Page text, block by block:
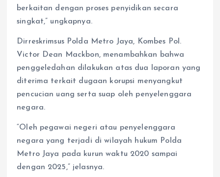
berkaitan dengan proses penyidikan secara
singkat,” ungkapnya.
Dirreskrimsus Polda Metro Jaya, Kombes Pol.
Victor Dean Mackbon, menambahkan bahwa
penggeledahan dilakukan atas dua laporan yang
diterima terkait dugaan korupsi menyangkut
pencucian uang serta suap oleh penyelenggara
negara.
“Oleh pegawai negeri atau penyelenggara
negara yang terjadi di wilayah hukum Polda
Metro Jaya pada kurun waktu 2020 sampai
dengan 2025,” jelasnya.